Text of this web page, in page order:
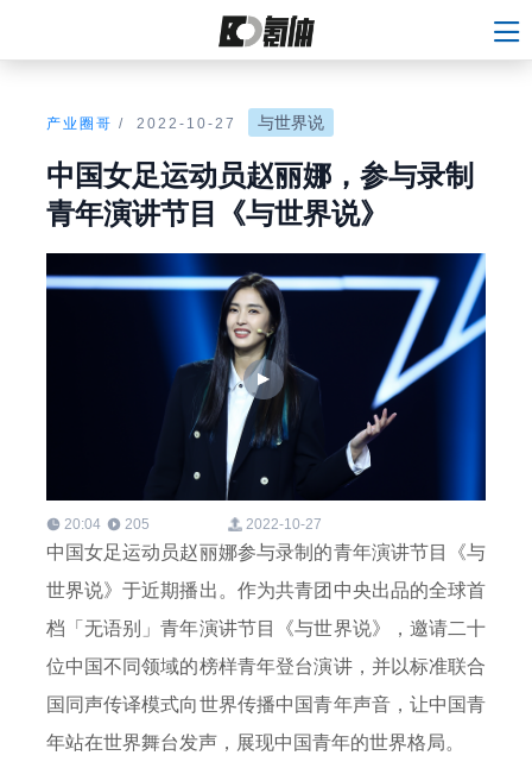
产业圈哥 / 2022-10-27 与世界说
中国女足运动员赵丽娜，参与录制
青年演讲节目《与世界说》
20:04 205 2022-10-27
中国女足运动员赵丽娜参与录制的青年演讲节目《与
世界说》于近期播出。作为共青团中央出品的全球首
档「无语别」青年演讲节目《与世界说》，邀请二十
位中国不同领域的榜样青年登台演讲，并以标准联合
国同声传译模式向世界传播中国青年声音，让中国青
年站在世界舞台发声，展现中国青年的世界格局。